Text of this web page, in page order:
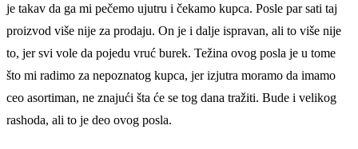
je takav da ga mi pečemo ujutru i čekamo kupca. Posle par sati taj
proizvod više nije za prodaju. On je i dalje ispravan, ali to više nije
to, jer svi vole da pojedu vruć burek. Težina ovog posla je u tome
što mi radimo za nepoznatog kupca, jer izjutra moramo da imamo
ceo asortiman, ne znajući šta će se tog dana tražiti. Bude i velikog
rashoda, ali to je deo ovog posla.